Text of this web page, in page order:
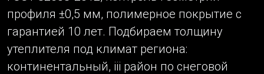
профиля ±0,5 мм, полимерное покрытие с
гарантией 10 лет. Подбираем толщину
утеплителя под климат региона:
континентальный, iii район по снеговой